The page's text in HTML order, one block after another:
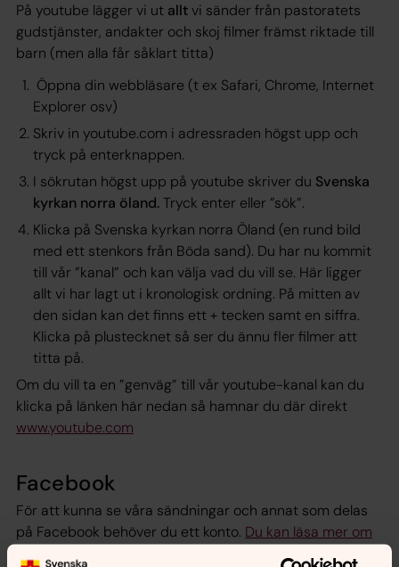
På youtube lägger vi ut alltvi sänder från pastoratets
gudstjänster, andakter och skoj filmer främst riktade till
barn (men alla får såklart titta)
Öppna din webbläsare (t ex Safari, Chrome, Internet
Explorer osv)
Skriv in youtube.com i adressraden högst upp och
tryck på enterknappen.
I sökrutan högst upp på youtube skriver du Svenska
kyrkan norra öland.Tryck enter eller ”sök”.
Klicka på Svenska kyrkan norra Öland (en rund bild
med ett stenkors från Böda sand). Du har nu kommit
till vår ”kanal” och kan välja vad du vill se. Här ligger
allt vi har lagt ut i kronologisk ordning. På mitten av
den sidan kan det finns ett + tecken samt en siffra.
Klicka på plustecknet så ser du ännu fler filmer att
titta på.
Om du vill ta en ”genväg” till vår youtube-kanal kan du
klicka på länken här nedan så hamnar du där direkt
www.youtube.com
Facebook
För att kunna se våra sändningar och annat som delas
på Facebook behöver du ett konto. Du kan läsa mer om